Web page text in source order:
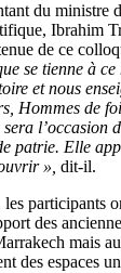
du ministre
Ibrahim
de ce
se tienne à
et nous
Hommes de
l’occasion
patrie. Elle
», dit-il.
participants
des
mais
des espaces